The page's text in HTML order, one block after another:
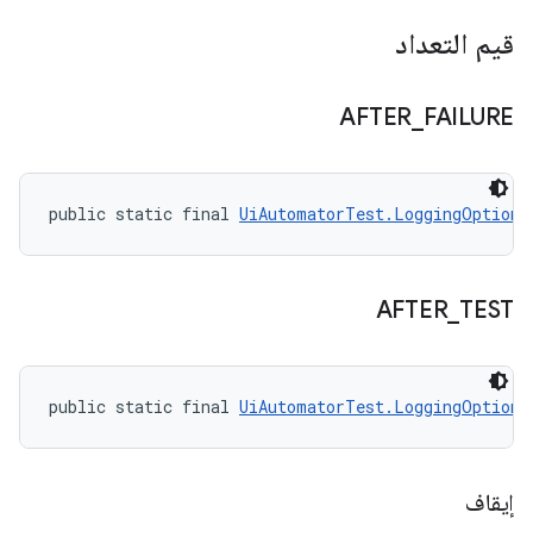
قيم التعداد
AFTER FAILURE
public static final UiAutomatorTest.LoggingOption
AFTER_ TEST
public static final UiAutomatorTest.LoggingOption
إيقاف